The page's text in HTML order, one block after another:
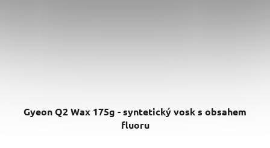
Gyeon Q2 Wax 175g - syntetický vosk s obsahem
fluoru